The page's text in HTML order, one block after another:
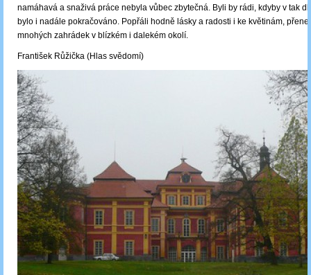
namáhavá a snaživá práce nebyla vůbec zbytečná. Byli by rádi, kdyby v tak
bylo i nadále pokračováno. Popřáli hodně lásky a radosti i ke květinám,
mnohých zahrádek v blízkém i dalekém okolí.
František Růžička (Hlas svědomí)